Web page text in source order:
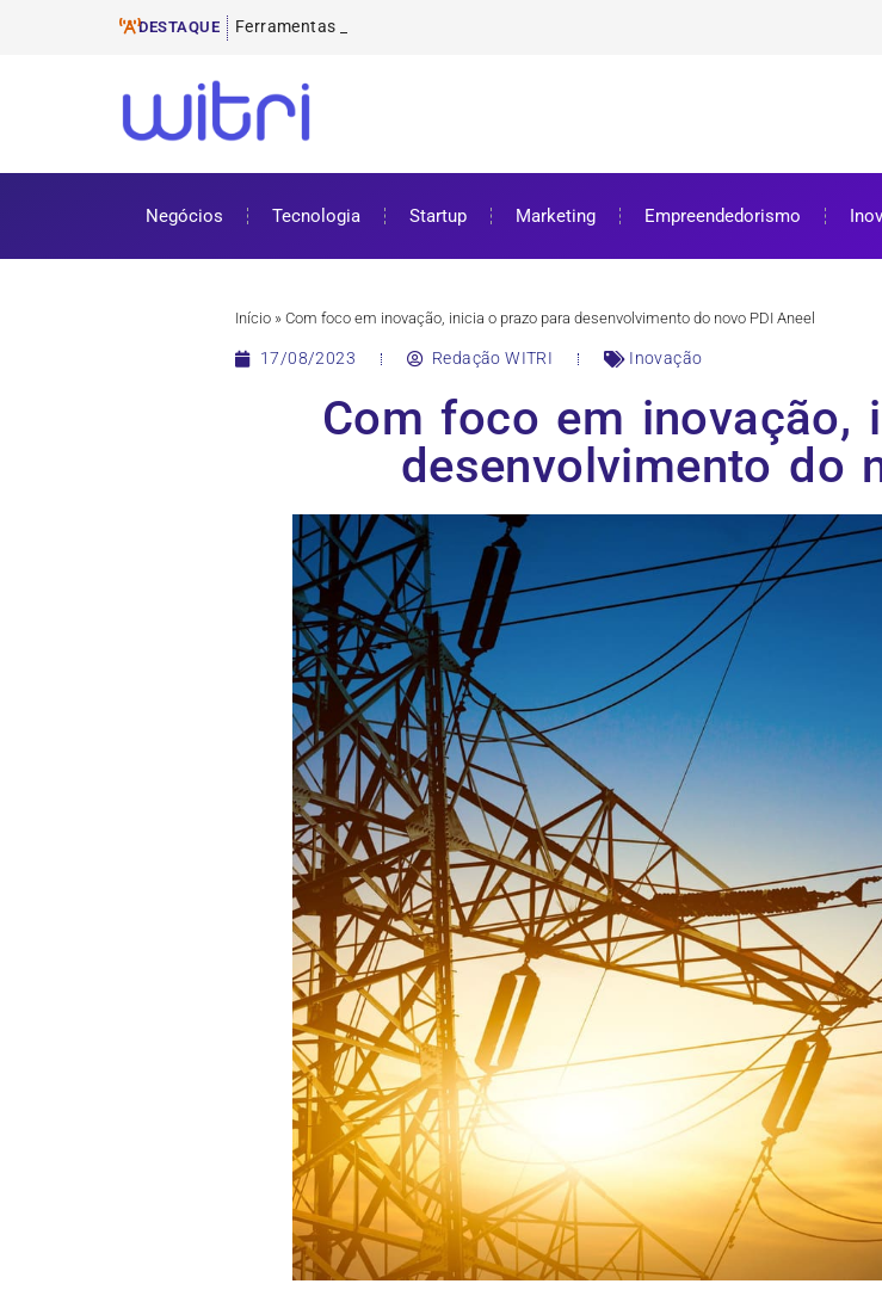
DESTAQUE Ferramentas de E-mail Marketing
ProUni: como funciona e requisitos para bolsa de estudos
Cursos gratuitos online: onde encontrar e como aproveitar
ENEM 2025: datas, inscrições e como se preparar
Negócios Tecnologia Startup Marketing Empreendedorismo
Início » Com foco em inovação, inicia o prazo para desenvolvimento do novo PDI Aneel
17/08/2023 Redação WITRI Inovação
Com foco em inovação,
desenvolvimento do